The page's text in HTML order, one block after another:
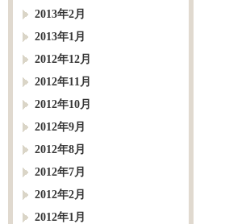
2013年2月
2013年1月
2012年12月
2012年11月
2012年10月
2012年9月
2012年8月
2012年7月
2012年2月
2012年1月